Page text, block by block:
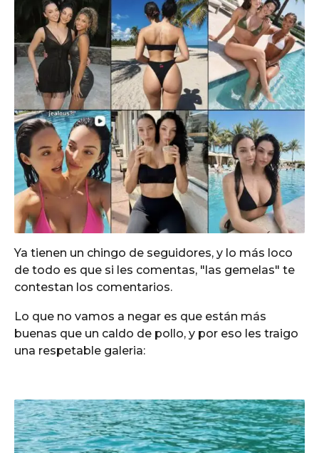
Ya tienen un chingo de seguidores, y lo más loco
de todo es que si les comentas, "las gemelas" te
contestan los comentarios.
Lo que no vamos a negar es que están más
buenas que un caldo de pollo, y por eso les traigo
una respetable galeria: